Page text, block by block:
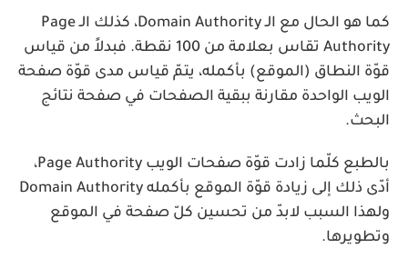
كما هو الحال مع الـ Domain Authority، كذلك الـ Page
Authority تقاس بعلامة من 100 نقطة. فبدلاً من قياس
قوّة النطاق (الموقع) بأكمله، يتمّ قياس مدى قوّة صفحة
الويب الواحدة مقارنة ببقية الصفحات في صفحة نتائج
البحث.
بالطبع كلّما زادت قوّة صفحات الويب Page Authority،
أدّى ذلك إلى زيادة قوّة الموقع بأكمله Domain Authority
ولهذا السبب لابدّ من تحسين كلّ صفحة في الموقع
وتطويرها.